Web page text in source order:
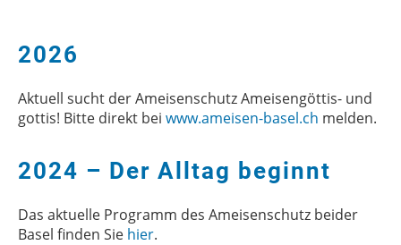
2026
Aktuell sucht der Ameisenschutz Ameisengöttis- und
gottis! Bitte direkt bei www.ameisen-basel.ch melden.
2024 – Der Alltag beginnt
Das aktuelle Programm des Ameisenschutz beider
Basel finden Sie hier.